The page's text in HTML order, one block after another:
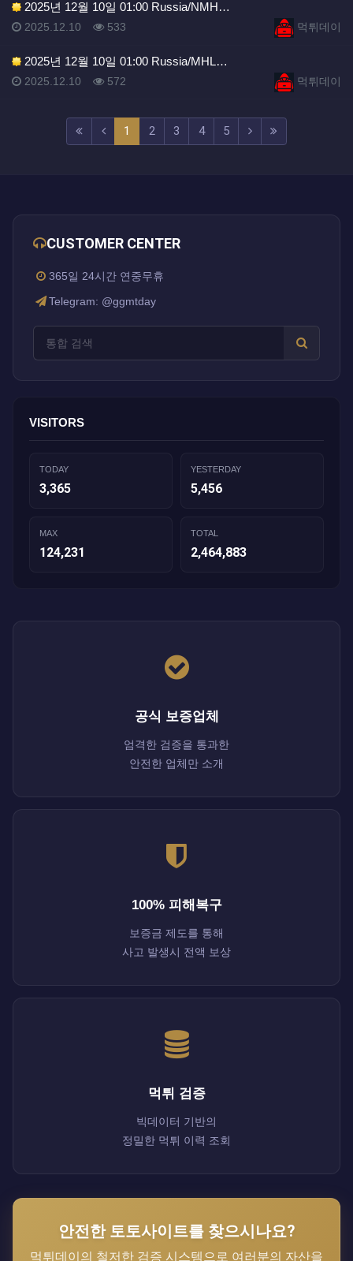
2025년 12월 10일 01:00 Russia/NMH…
등록자먹튀데이
등록일
2025.12.10 조회
533
2025년 12월 10일 01:00 Russia/MHL…
등록자먹튀데이
등록일
2025.12.10 조회
572
1 (current)
2 3 4 5 (next)
CUSTOMER CENTER
365일 24시간 연중무휴
Telegram: @ggmtday
VISITORS
TODAY
3,365
YESTERDAY
5,456
MAX
124,231
TOTAL
2,464,883
공식 보증업체
엄격한 검증을 통과한
안전한 업체만 소개
100% 피해복구
보증금 제도를 통해
사고 발생시 전액 보상
먹튀 검증
빅데이터 기반의
정밀한 먹튀 이력 조회
안전한 토토사이트를 찾으시나요?
먹튀데이의 철저한 검증 시스템으로 여러분의 자산을